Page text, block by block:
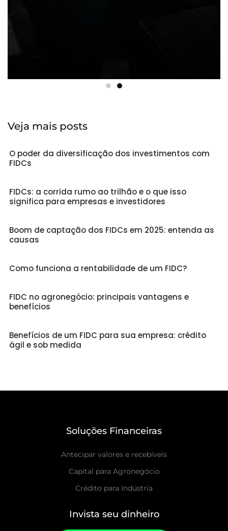
Veja mais posts
O poder da diversificação dos investimentos com
FIDCs
FIDCs: a corrida rumo ao trilhão e o que isso
significa para empresas e investidores
Boom de captação dos FIDCs em 2025: entenda as
causas
Como funciona a rentabilidade de um FIDC?
FIDC no agronegócio: principais vantagens e
benefícios
Benefícios de um FIDC para sua empresa: crédito
ágil e sob medida
Soluções Financeiras
Antecipar valores e recebíveis
Capital para Agronegócio
Crédito para Indústria
Invista seu dinheiro